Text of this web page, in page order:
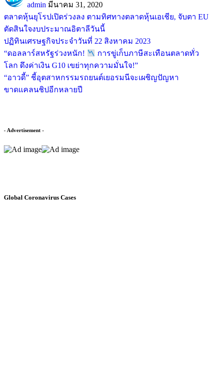
admin มีนาคม 31, 2020
ตลาดหุ้นยุโรปเปิดร่วงลง ตามทิศทางตลาดหุ้นเอเชีย, จับตา EU
ตัดสินใจงบประมาณอิตาลีวันนี้
ปฏิทินเศรษฐกิจประจำวันที่ 22 สิงหาคม 2023
“ดอลลาร์สหรัฐร่วงหนัก!
การขู่เก็บภาษีสะเทือนตลาดทั่ว
โลก ดึงค่าเงิน G10 เขย่าทุกความมั่นใจ!”
“อาวดี้” ชี้อุตสาหกรรมรถยนต์เยอรมนีจะเผชิญปัญหา
ขาดแคลนชิปอีกหลายปี
- Advertisement -
Global Coronavirus Cases